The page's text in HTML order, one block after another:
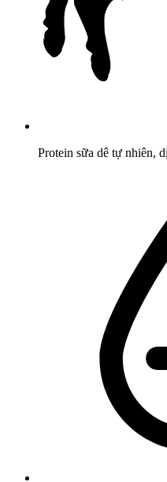
Protein sữa dê tự nhiên,